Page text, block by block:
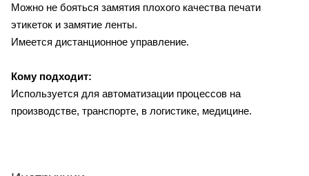
Можно не бояться замятия плохого качества печати
этикеток и замятие ленты.
Имеется дистанционное управление.
Кому подходит:
Используется для автоматизации процессов на
производстве, транспорте, в логистике, медицине.